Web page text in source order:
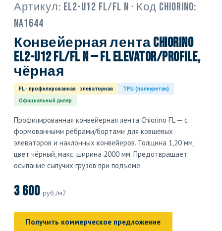
Артикул: EL2-U12 FL/FL N · Код Chiorino:
NA1644
Конвейерная лента Chiorino
EL2-U12 FL/FL N — FL elevator/profile,
чёрная
FL · профилированная · элеваторная
TPU (полиуретан)
Официальный дилер
Профилированная конвейерная лента Chiorino FL — с
формованными рёбрами/бортами для ковшевых
элеваторов и наклонных конвейеров. Толщина 1,20 мм,
цвет чёрный, макс. ширина 2000 мм. Предотвращает
осыпание сыпучих грузов при подъёме.
3 600 руб./м2
Получить коммерческое предложение